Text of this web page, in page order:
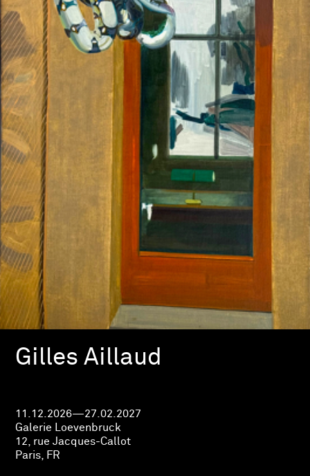
Gilles Aillaud
11.12.2026—27.02.2027
Galerie Loevenbruck
12, rue Jacques-Callot
Paris, FR